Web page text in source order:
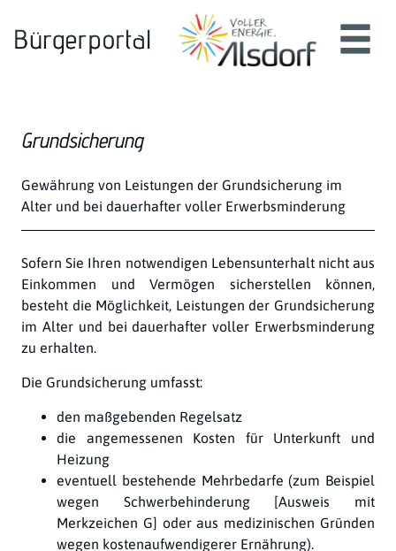
Grundsicherung
Kurzbeschreibung
Gewährung von Leistungen der Grundsicherung im
Alter und bei dauerhafter voller Erwerbsminderung
Beschreibung
Sofern Sie Ihren notwendigen Lebensunterhalt nicht aus
Einkommen und Vermögen sicherstellen können,
besteht die Möglichkeit, Leistungen der Grundsicherung
im Alter und bei dauerhafter voller Erwerbsminderung
zu erhalten.
Die Grundsicherung umfasst:
den maßgebenden Regelsatz
die angemessenen Kosten für Unterkunft und
Heizung
eventuell bestehende Mehrbedarfe (zum Beispiel
wegen Schwerbehinderung [Ausweis mit
Merkzeichen G] oder aus medizinischen Gründen
wegen kostenaufwendigerer Ernährung).